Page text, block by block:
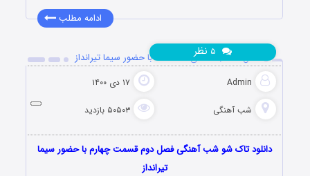
ادامه مطلب
فصل ۲ شب آهنگی قسمت ۴ با حضور سیما تیرانداز
Admin ۱۷ دی ۱۴۰۰
شب آهنگی ۵۰۵۰۳ بازدید
نظر
دانلود تاک شو شب آهنگی فصل دوم قسمت چهارم با حضور سیما
تیرانداز